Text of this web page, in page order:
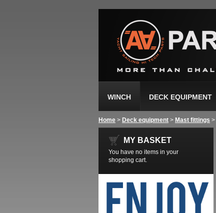
WINCH DECK EQUIPMENT
Home > Deck equipment > Mast fittings >
MY BASKET
You have no items in your
shopping cart.